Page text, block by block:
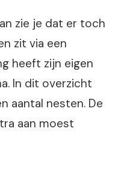
zie je dat er toch
zit via een
heeft zijn eigen
In dit overzicht
aantal nesten. De
aan moest